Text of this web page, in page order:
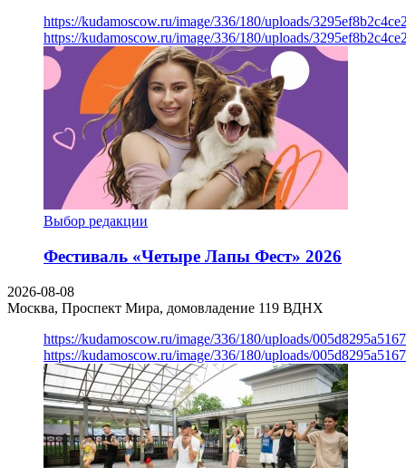
https://kudamoscow.ru/image/336/180/uploads/
https://kudamoscow.ru/image/336/180/uploads/
Выбор редакции
Фестиваль «Четыре Лапы Фест» 2026
2026-08-08
Москва, Проспект Мира, домовладение 119 ВДНХ
https://kudamoscow.ru/image/336/180/uploads/
https://kudamoscow.ru/image/336/180/uploads/